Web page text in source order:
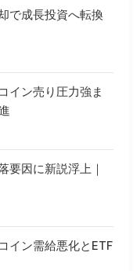
で成長投資へ転換
イン売り圧力強ま
要因に新説浮上｜
イン需給悪化とETF